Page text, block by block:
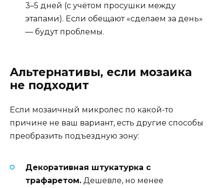
3–5 дней (с учётом просушки между
этапами). Если обещают «сделаем за день»
— будут проблемы.
Альтернативы, если мозаика
не подходит
Если мозаичный микролес по какой-то
причине не ваш вариант, есть другие способы
преобразить подъездную зону:
Декоративная штукатурка с
трафаретом. Дешевле, но менее